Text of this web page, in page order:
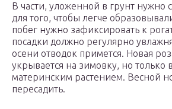
В части, уложенной в грунт нужно
для того, чтобы легче
побег нужно зафиксировать к
посадки должно регулярно
осени отводок примется. Новая
укрывается на зимовку, но только
материнским растением. Весной
пересадить.